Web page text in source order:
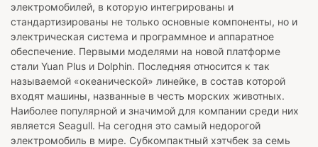
электромобилей, в которую интегрированы и
стандартизированы не только основные компоненты, но и
электрическая система и программное и аппаратное
обеспечение. Первыми моделями на новой платформе
стали Yuan Plus и Dolphin. Последняя относится к так
называемой «океанической» линейке, в состав которой
входят машины, названные в честь морских животных.
Наиболее популярной и значимой для компании среди них
является Seagull. На сегодня это самый недорогой
электромобиль в мире. Субкомпактный хэтчбек за семь